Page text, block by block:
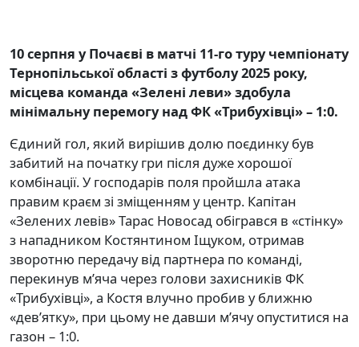
10 серпня у Почаєві в матчі 11-го туру чемпіонату
Тернопільської області з футболу 2025 року,
місцева команда «Зелені леви» здобула
мінімальну перемогу над ФК «Трибухівці» – 1:0.
Єдиний гол, який вирішив долю поєдинку був
забитий на початку гри після дуже хорошої
комбінації. У господарів поля пройшла атака
правим краєм зі зміщенням у центр. Капітан
«Зелених левів» Тарас Новосад обігрався в «стінку»
з нападником Костянтином Іщуком, отримав
зворотню передачу від партнера по команді,
перекинув м’яча через голови захисників ФК
«Трибухівці», а Костя влучно пробив у ближню
«дев’ятку», при цьому не давши м’ячу опуститися на
газон – 1:0.